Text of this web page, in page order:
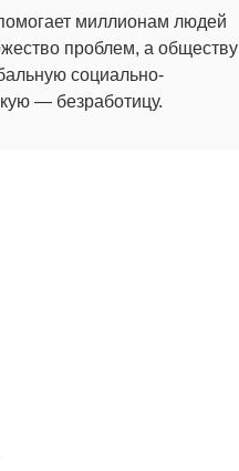
миллионам людей
проблем, а обществу
социально-
— безработицу.